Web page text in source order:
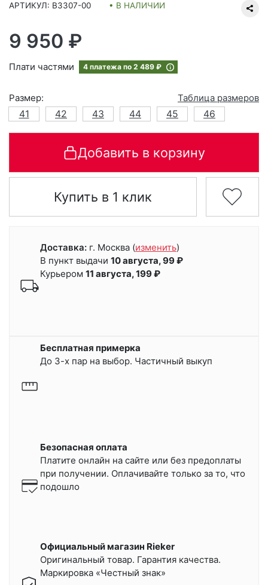
АРТИКУЛ: B3307-00 • В НАЛИЧИИ
9 950 ₽
Плати частями 4 платежа по 2 489 ₽
Размер:
Таблица размеров
41
42 43 44 45 46
Добавить в корзину
Купить в 1 клик
Доставка: г. Москва (изменить)
В пункт выдачи 10 августа, 99 ₽
Курьером 11 августа, 199 ₽
Бесплатная примерка
До 3-х пар на выбор. Частичный выкуп
Безопасная оплата
Платите онлайн на сайте или без предоплаты
при получении. Оплачивайте только за то, что
подошло
Официальный магазин Rieker
Оригинальный товар. Гарантия качества.
Маркировка «Честный знак»